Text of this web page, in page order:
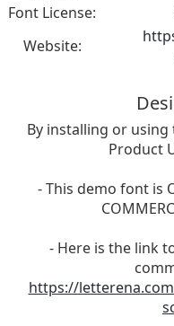
Font License:
Website:
By installing or
Product
- This demo font is
- Here is the link
https://